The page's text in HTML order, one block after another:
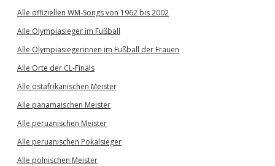
Alle offiziellen WM-Songs von 1962 bis 2002
Alle Olympiasieger im Fußball
Alle Olympiasiegerinnen im Fußball der Frauen
Alle Orte der CL-Finals
Alle ostafrikanischen Meister
Alle panamaischen Meister
Alle peruanischen Meister
Alle peruanischen Pokalsieger
Alle polnischen Meister